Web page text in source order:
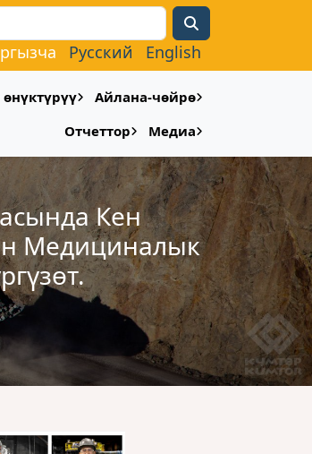
Search
Русский English
өнүктүрүү
Айлана-чөйрө
Отчеттор
Медиа
Кен
Медициналык